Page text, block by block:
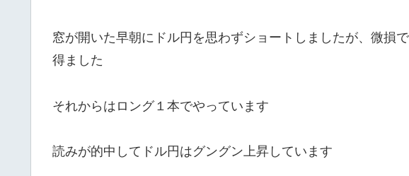
窓が開いた早朝にドル円を思わずショートしましたが、微損
得ました
それからはロング１本でやっています
読みが的中してドル円はグングン上昇しています